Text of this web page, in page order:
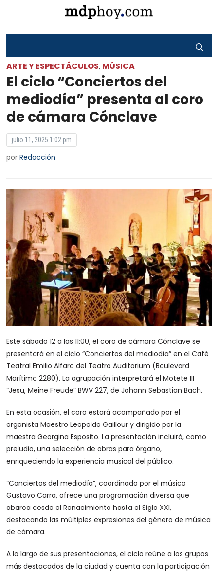
ARTE Y ESPECTÁCULOS, MÚSICA
El ciclo “Conciertos del
mediodía” presenta al coro
de cámara Cónclave
julio 11, 2025 1:02 pm
porRedacción
Este sábado 12 a las 11:00, el coro de cámara Cónclave se
presentará en el ciclo “Conciertos del mediodía” en el Café
Teatral Emilio Alfaro del Teatro Auditorium (Boulevard
Marítimo 2280). La agrupación interpretará el Motete III
“Jesu, Meine Freude” BWV 227, de Johann Sebastian Bach.
En esta ocasión, el coro estará acompañado por el
organista Maestro Leopoldo Gaillour y dirigido por la
maestra Georgina Esposito. La presentación incluirá, como
preludio, una selección de obras para órgano,
enriqueciendo la experiencia musical del público.
“Conciertos del mediodía”, coordinado por el músico
Gustavo Carra, ofrece una programación diversa que
abarca desde el Renacimiento hasta el Siglo XXI,
destacando las múltiples expresiones del género de música
de cámara.
A lo largo de sus presentaciones, el ciclo reúne a los grupos
más destacados de la ciudad y cuenta con la participación